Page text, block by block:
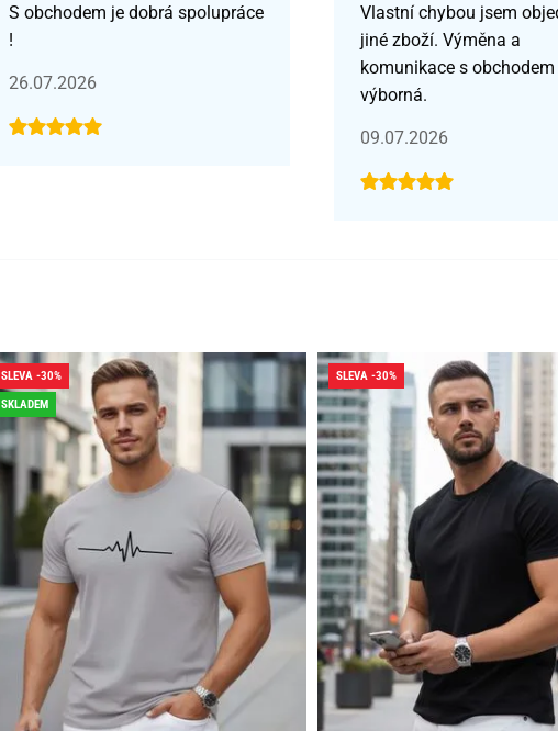
S obchodem je dobrá spolupráce
!
26.07.2026
Vlastní chybou jsem
jiné zboží. Výměna a
komunikace s obchodem
výborná.
09.07.2026
SLEVA -30%
SKLADEM
SLEVA -30%